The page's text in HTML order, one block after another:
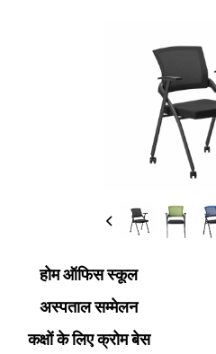
होम ऑफिस स्कूल
अस्पताल सम्मेलन
कक्षों के लिए क्रोम बेस